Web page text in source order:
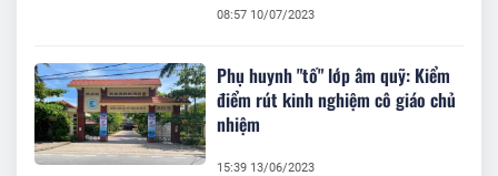
08:57 10/07/2023
Phụ huynh "tố" lớp âm quỹ: Kiểm
điểm rút kinh nghiệm cô giáo chủ
nhiệm
15:39 13/06/2023